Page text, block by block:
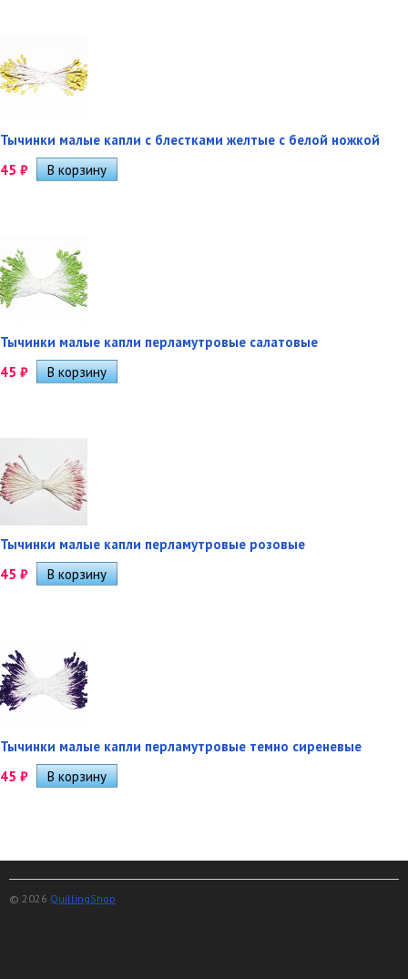
Тычинки малые капли с блестками желтые с белой ножкой
45 ₽
Тычинки малые капли перламутровые салатовые
45 ₽
Тычинки малые капли перламутровые розовые
45 ₽
Тычинки малые капли перламутровые темно сиреневые
45 ₽
© 2026 QuillingShop